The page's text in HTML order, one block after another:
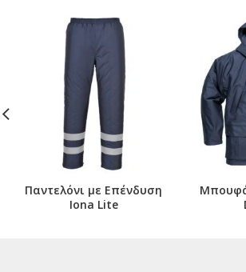
Παντελόνι με Επένδυση
Iona Lite